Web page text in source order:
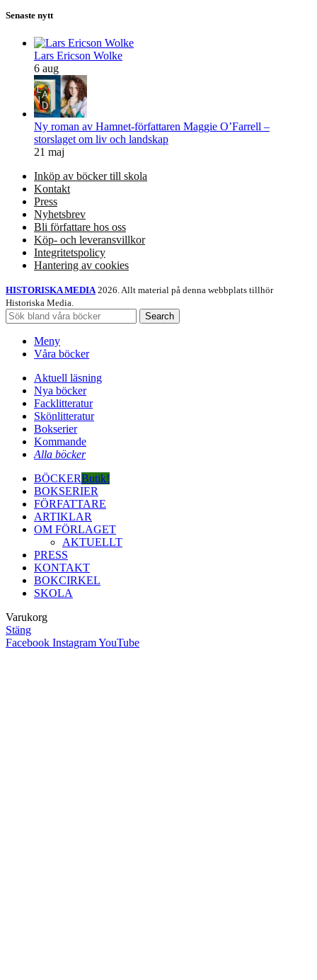
Senaste nytt
Lars Ericson Wolke
6 aug
Ny roman av Hamnet-författaren Maggie O’Farrell –
storslaget om liv och landskap
21 maj
Inköp av böcker till skola
Kontakt
Press
Nyhetsbrev
Bli författare hos oss
Köp- och leveransvillkor
Integritetspolicy
Hantering av cookies
HISTORISKA MEDIA 2026. Allt material på denna webbplats tillhör
Historiska Media.
Search
Meny
Våra böcker
Aktuell läsning
Nya böcker
Facklitteratur
Skönlitteratur
Bokserier
Kommande
Alla böcker
BÖCKERButik!
BOKSERIER
FÖRFATTARE
ARTIKLAR
OM FÖRLAGET
AKTUELLT
PRESS
KONTAKT
BOKCIRKEL
SKOLA
Varukorg
Stäng
Facebook InstagramYouTube